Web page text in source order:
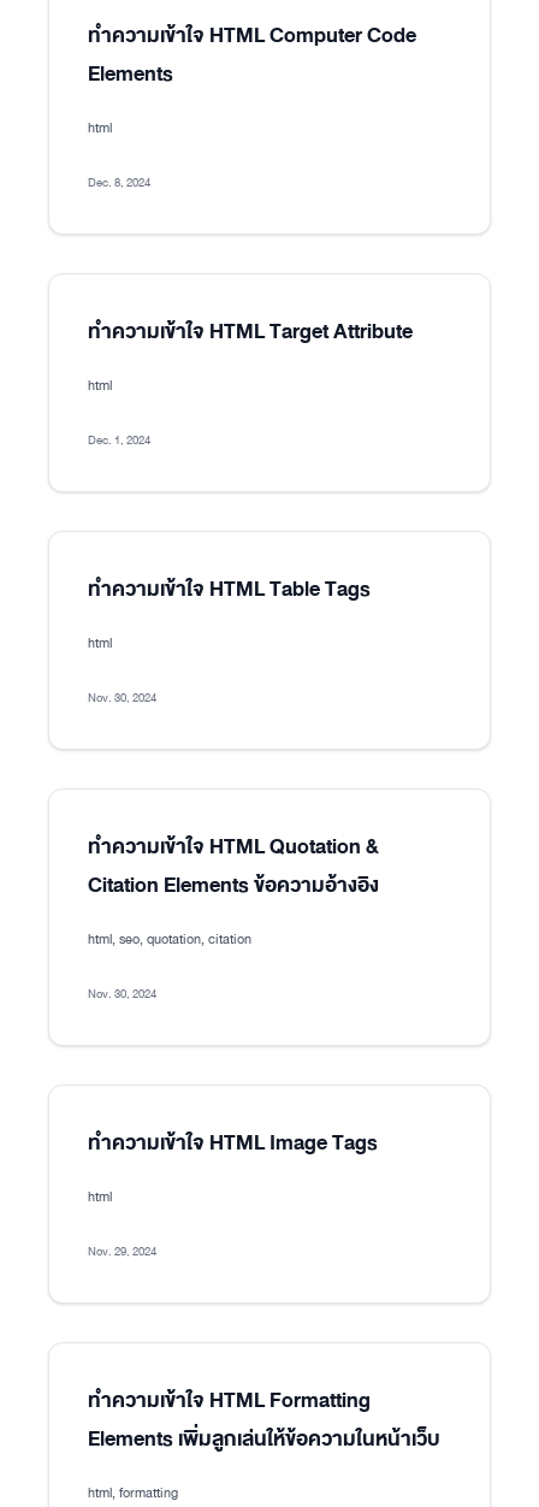
ทำความเข้าใจ HTML Computer Code
Elements
html
Dec. 8, 2024
ทำความเข้าใจ HTML Target Attribute
html
Dec. 1, 2024
ทำความเข้าใจ HTML Table Tags
html
Nov. 30, 2024
ทำความเข้าใจ HTML Quotation &
Citation Elements ข้อความอ้างอิง
html, seo, quotation, citation
Nov. 30, 2024
ทำความเข้าใจ HTML Image Tags
html
Nov. 29, 2024
ทำความเข้าใจ HTML Formatting
Elements เพิ่มลูกเล่นให้ข้อความในหน้าเว็บ
html, formatting